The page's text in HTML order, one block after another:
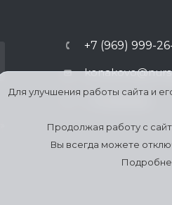
+7 (969) 999-
Для улучшения работы сайта и
Продолжая работу с
Вы всегда можете